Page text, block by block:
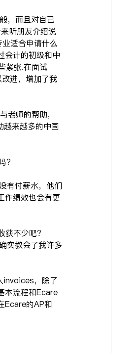
，而且对自己
听朋友介绍说
适合申请什么
会计的初级和中
紧张.在面试
进，增加了我
老师的帮助，
来越多的中国
？
有付薪水，他们
作绩效也会有更
不少吧？
实教会了我许多
invoices，除了
本流程和Ecare
Ecare的AP和